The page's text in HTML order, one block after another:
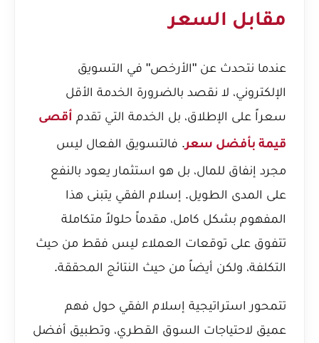
مقابل السعر
عندما نتحدث عن "الأرخص" في التسويق
الإلكتروني، لا نقصد بالضرورة الخدمة الأقل
سعراً على الإطلاق، بل الخدمة التي تقدم أقصى
قيمة بأفضل سعر. فالتسويق الفعال ليس
مجرد إنفاق للمال، بل هو استثمار يعود بالنفع
على المدى الطويل. إسلام الفقي يتبنى هذا
المفهوم بشكل كامل، مقدماً حلولاً متكاملة
تتفوق على توقعات العملاء ليس فقط من حيث
التكلفة، ولكن أيضاً من حيث النتائج المحققة.
تتمحور استراتيجية إسلام الفقي حول فهم
عميق لاحتياجات السوق القطري، وتطبيق أفضل